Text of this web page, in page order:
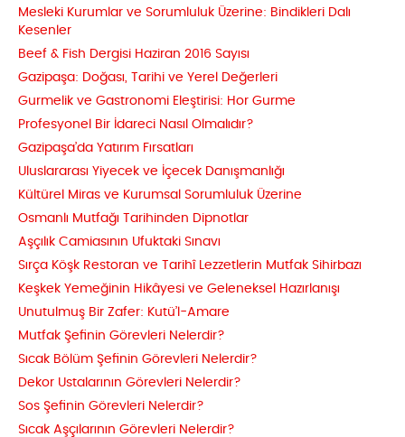
Mesleki Kurumlar ve Sorumluluk Üzerine: Bindikleri Dalı
Kesenler
Beef & Fish Dergisi Haziran 2016 Sayısı
Gazipaşa: Doğası, Tarihi ve Yerel Değerleri
Gurmelik ve Gastronomi Eleştirisi: Hor Gurme
Profesyonel Bir İdareci Nasıl Olmalıdır?
Gazipaşa’da Yatırım Fırsatları
Uluslararası Yiyecek ve İçecek Danışmanlığı
Kültürel Miras ve Kurumsal Sorumluluk Üzerine
Osmanlı Mutfağı Tarihinden Dipnotlar
Aşçılık Camiasının Ufuktaki Sınavı
Sırça Köşk Restoran ve Tarihî Lezzetlerin Mutfak Sihirbazı
Keşkek Yemeğinin Hikâyesi ve Geleneksel Hazırlanışı
Unutulmuş Bir Zafer: Kutü’l-Amare
Mutfak Şefinin Görevleri Nelerdir?
Sıcak Bölüm Şefinin Görevleri Nelerdir?
Dekor Ustalarının Görevleri Nelerdir?
Sos Şefinin Görevleri Nelerdir?
Sıcak Aşçılarının Görevleri Nelerdir?